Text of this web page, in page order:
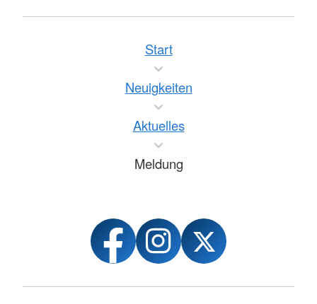
Start
Neuigkeiten
Aktuelles
Meldung